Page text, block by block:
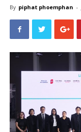
By piphat phoemphan -